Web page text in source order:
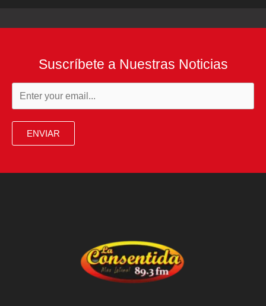
Suscríbete a Nuestras Noticias
ENVIAR